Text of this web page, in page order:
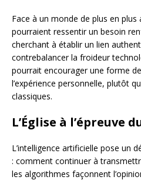
Face à un monde de plus en
pourraient ressentir un besoin
cherchant à établir un lien
contrebalancer la froideur
pourrait encourager une forme
l’expérience personnelle, plutôt
classiques.
L’Église à l’épreuve
L’intelligence artificielle pose un
: comment continuer à
les algorithmes façonnent